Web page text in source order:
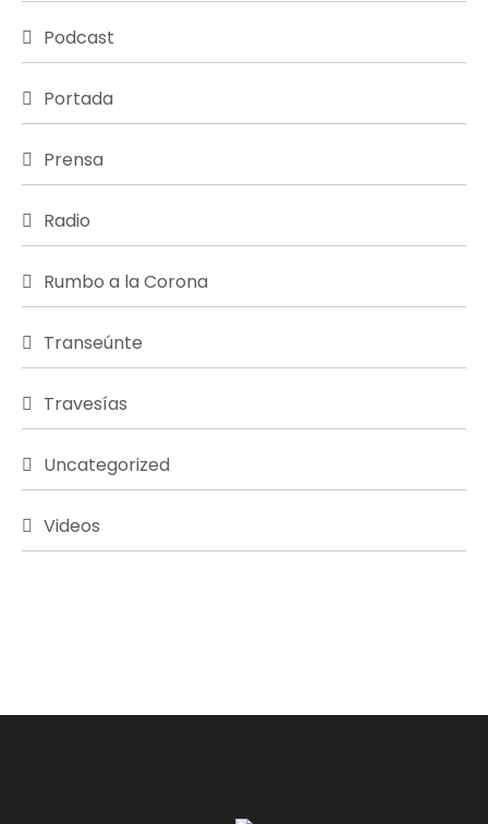
Podcast
Portada
Prensa
Radio
Rumbo a la Corona
Transeúnte
Travesías
Uncategorized
Videos